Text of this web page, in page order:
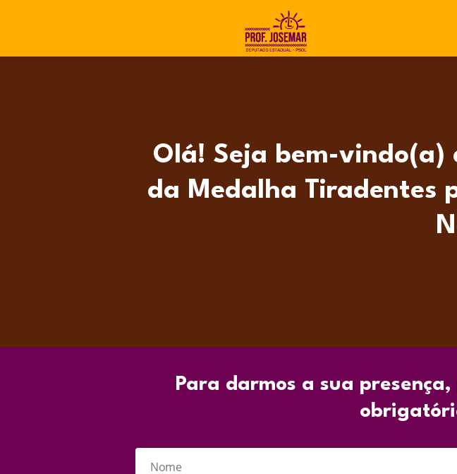
Olá! Seja bem-vindo(a)
da Medalha Tiradentes
Para darmos a sua